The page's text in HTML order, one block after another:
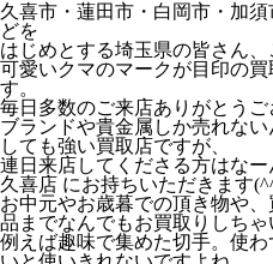
久喜市・蓮田市・白岡市・加
どを
はじめとする埼玉県の皆さん、
可愛いクマのマークが目印の
す。
毎日多数のご来店ありがとうご
ブランドや貴金属しか売れな
しても強い買取店ですが、
連日来店してくださる方はな
久喜店 にお持ちいただきます
お中元やお歳暮での頂き物や
品までなんでもお買取りしちゃ
例えば趣味で集めた切手。使